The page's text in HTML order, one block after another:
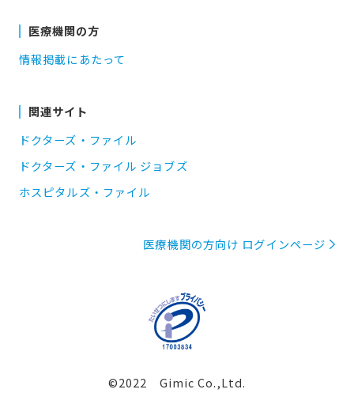
医療機関の方
情報掲載にあたって
関連サイト
ドクターズ・ファイル
ドクターズ・ファイル ジョブズ
ホスピタルズ・ファイル
医療機関の方向け ログインページ
©2022 Gimic Co.,Ltd.